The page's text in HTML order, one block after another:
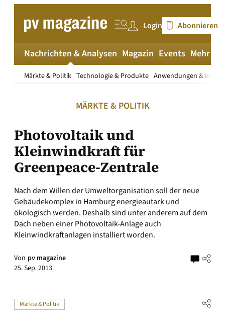
springen
Login Abonnieren
Nachrichten & Analysen
Märkte & Politik Technologie & Produkte Anwendungen &
Magazin Events Mehr
MÄRKTE & POLITIK
Photovoltaik und
Kleinwindkraft für
Greenpeace-Zentrale
Nach dem Willen der Umweltorganisation soll der neue
Gebäudekomplex in Hamburg energieautark und
ökologisch werden. Deshalb sind unter anderem auf dem
Dach neben einer Photovoltaik-Anlage auch
Kleinwindkraftanlagen installiert worden.
Von pv magazine
25. Sep. 2013
Märkte & Politik